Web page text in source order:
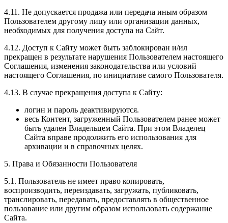
4.11. Не допускается продажа или передача иным образом
Пользователем другому лицу или организации данных,
необходимых для получения доступа на Сайт.
4.12. Доступ к Сайту может быть заблокирован и/ил
прекращен в результате нарушения Пользователем настоящего
Соглашения, изменения законодательства или условий
настоящего Соглашения, по инициативе самого Пользователя.
4.13. В случае прекращения доступа к Сайту:
логин и пароль деактивируются.
весь Контент, загруженный Пользователем ранее может
быть удален Владельцем Сайта. При этом Владелец
Сайта вправе продолжить его использования для
архивации и в справочных целях.
5. Права и Обязанности Пользователя
5.1. Пользователь не имеет право копировать,
воспроизводить, переиздавать, загружать, публиковать,
транслировать, передавать, предоставлять в общественное
пользование или другим образом использовать содержание
Сайта.